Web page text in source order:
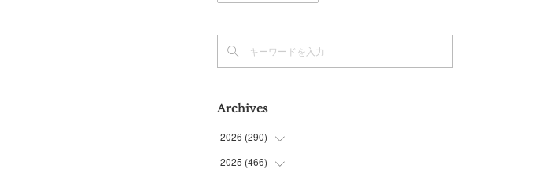
Archives
2026 (290)
(11
2025 (466)